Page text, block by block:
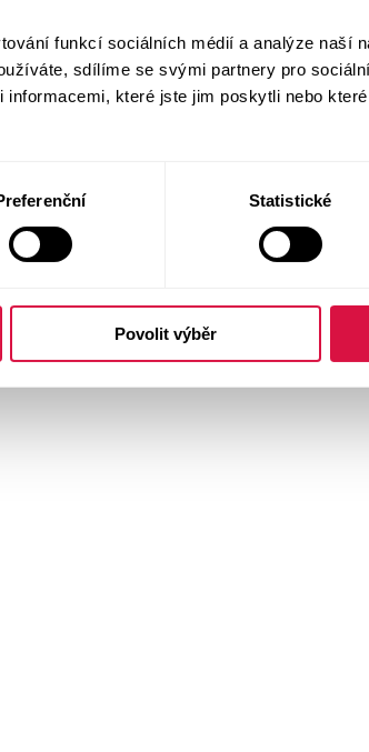
funkcí sociálních médií a analýze naší
sdílíme se svými partnery pro
které jste jim poskytli nebo
Statistické
Povolit výběr